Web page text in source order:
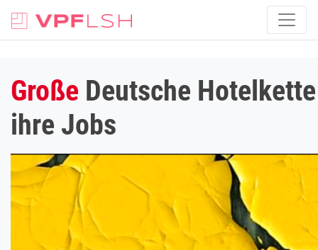
Große Deutsche
ihre Jobs